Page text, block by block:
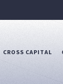
CROSS CAPITAL